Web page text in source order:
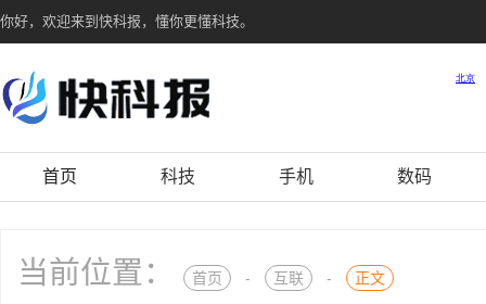
你好，欢迎来到快科报，懂你更懂科技。
首页 科技 手机 数码
当前位置： 首页 - 互联 - 正文